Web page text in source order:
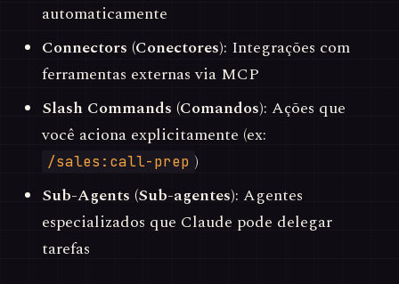
automaticamente
Connectors (Conectores): Integrações com
ferramentas externas via MCP
Slash Commands (Comandos): Ações que
você aciona explicitamente (ex:
/sales:call-prep )
Sub-Agents (Sub-agentes): Agentes
especializados que Claude pode delegar
tarefas